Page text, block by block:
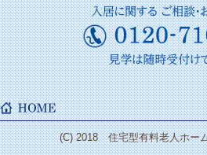
2024年9月
2024年8月
2024年7月
2024年6月
2024年5月
2024年4月(C) 2018 住宅型有料老人ホー